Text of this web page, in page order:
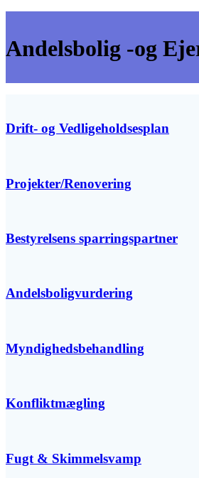
Andelsbolig -og
Drift- og Vedligeholdsesplan
Projekter/Renovering
Bestyrelsens sparringspartner
Andelsboligvurdering
Myndighedsbehandling
Konfliktmægling
Fugt & Skimmelsvamp